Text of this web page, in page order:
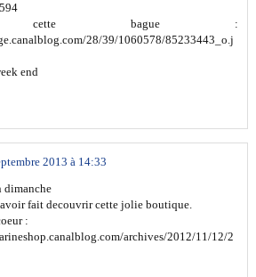
cette bague :
28/39/1060578/85233443_o.j
end
2013 à 14:33
dimanche
fait decouvrir cette jolie boutique.
:
archives/2012/11/12/2